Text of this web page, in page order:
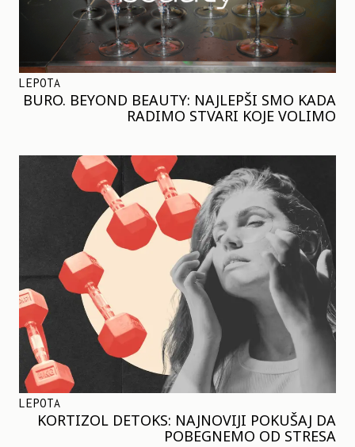
LEPOTA
BURO. BEYOND BEAUTY: NAJLEPŠI SMO KADA
RADIMO STVARI KOJE VOLIMO
LEPOTA
KORTIZOL DETOKS: NAJNOVIJI POKUŠAJ DA
POBEGNEMO OD STRESA